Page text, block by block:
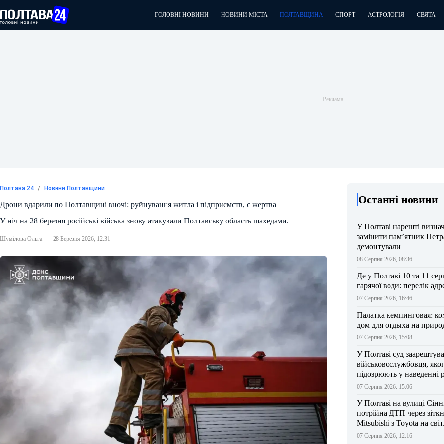
до
вмісту
ГОЛОВНІ НОВИНИ НОВИНИ МІСТА ПОЛТАВЩИНА СПОРТ АСТРОЛОГІЯ СВЯТА
Полтава 24 / Новини Полтавщини
Дрони вдарили по Полтавщині вночі: руйнування житла і підприємств, є жертва
У ніч на 28 березня російські війська знову атакували Полтавську область шахедами.
Шумілова Ольга 28 Березня 2026, 12:31
Останні новини
У Полтаві нарешті
замінити пам’ятник
демонтували
08 Серпня 2026, 08:36
Де у Полтаві 10 та 11
гарячої води: перелік
07 Серпня 2026, 16:46
Палатка кемпинговая:
дом для отдыха на
07 Серпня 2026, 15:08
У Полтаві суд
військовослужбовця,
підозрюють у наведенні
БпЛА на власний
07 Серпня 2026, 15:06
У Полтаві на вулиці
потрійна ДТП через
Mitsubishi з Toyota на
07 Серпня 2026, 12:16